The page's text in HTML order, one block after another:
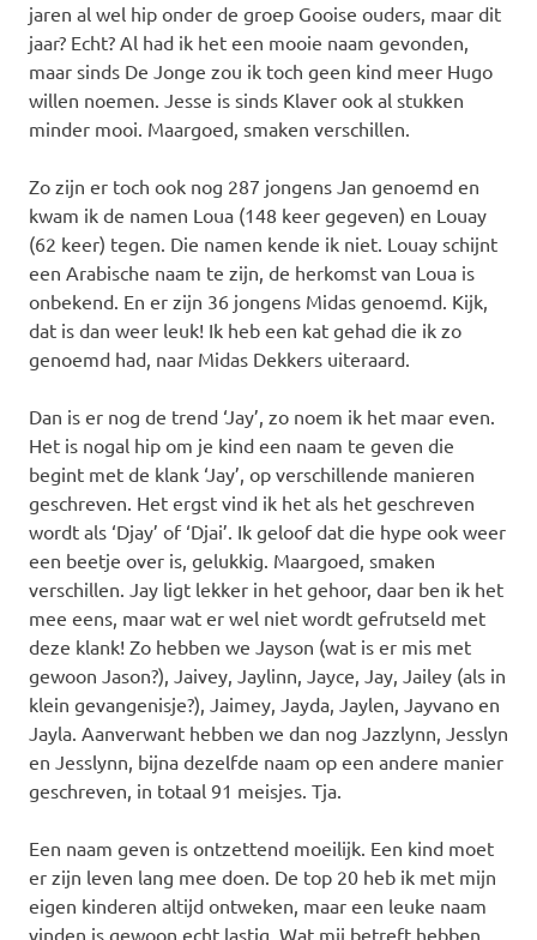
jaren al wel hip onder de groep Gooise ouders, maar dit
jaar? Echt? Al had ik het een mooie naam gevonden,
maar sinds De Jonge zou ik toch geen kind meer Hugo
willen noemen. Jesse is sinds Klaver ook al stukken
minder mooi. Maargoed, smaken verschillen.
Zo zijn er toch ook nog 287 jongens Jan genoemd en
kwam ik de namen Loua (148 keer gegeven) en Louay
(62 keer) tegen. Die namen kende ik niet. Louay schijnt
een Arabische naam te zijn, de herkomst van Loua is
onbekend. En er zijn 36 jongens Midas genoemd. Kijk,
dat is dan weer leuk! Ik heb een kat gehad die ik zo
genoemd had, naar Midas Dekkers uiteraard.
Dan is er nog de trend ‘Jay’, zo noem ik het maar even.
Het is nogal hip om je kind een naam te geven die
begint met de klank ‘Jay’, op verschillende manieren
geschreven. Het ergst vind ik het als het geschreven
wordt als ‘Djay’ of ‘Djai’. Ik geloof dat die hype ook weer
een beetje over is, gelukkig. Maargoed, smaken
verschillen. Jay ligt lekker in het gehoor, daar ben ik het
mee eens, maar wat er wel niet wordt gefrutseld met
deze klank! Zo hebben we Jayson (wat is er mis met
gewoon Jason?), Jaivey, Jaylinn, Jayce, Jay, Jailey (als in
klein gevangenisje?), Jaimey, Jayda, Jaylen, Jayvano en
Jayla. Aanverwant hebben we dan nog Jazzlynn, Jesslyn
en Jesslynn, bijna dezelfde naam op een andere manier
geschreven, in totaal 91 meisjes. Tja.
Een naam geven is ontzettend moeilijk. Een kind moet
er zijn leven lang mee doen. De top 20 heb ik met mijn
eigen kinderen altijd ontweken, maar een leuke naam
vinden is gewoon echt lastig. Wat mij betreft hebben